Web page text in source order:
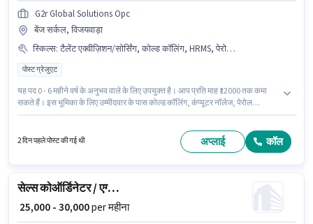
G2r Global Solutions Opc
बेंज सर्कल, विजयवाड़ा
स्किल्स: टैलेंट एक्वीज़िशन/सोर्सिंग, कोल्ड कॉलिंग, HRMS, पेरोल मैनेजमेंट, कंप्यूटर नॉलेज
पोस्ट ग्रेजुएट
यह पद 0 - 6 महीने वर्ष के अनुभव वाले के लिए उपयुक्त है। आप प्रति माह ₹12000 तक कमा
सकते हैं। इस भूमिका के लिए उम्मीदवार के पास कोल्ड कॉलिंग, कंप्यूटर नॉलेज, पेरोल
Opc में रिक्रूटर / एचआर / एडमिन श्रेणी में HR रिकरूटर के रूप में जुड़ें। इस पद के लिए
उम्मीदवार के पास पोस्ट ग्रेजुएट डिग्री/सर्टिफिकेट होना अनिवार्य है।
2 दिन पहले पोस्ट की गई थी अप्लाई कॉल
सेल्स कोऑर्डिनेटर / एग्जीक्यूटिव
₹ 25,000 - 30,000per महीना